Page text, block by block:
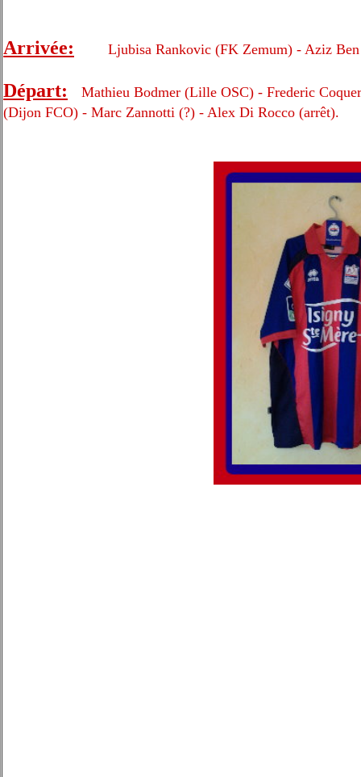
Arrivée: Ljubisa Rankovic (FK Zemum) - Aziz
Départ:
Mathieu Bodmer (Lille OSC) - Frederic
(Dijon FCO) - Marc Zannotti (?) - Alex Di Rocco (arrêt).